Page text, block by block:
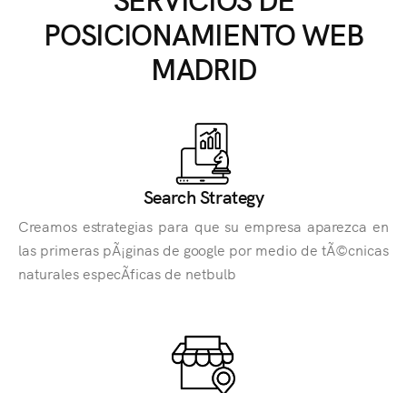
POSICIONAMIENTO WEB
MADRID
Search Strategy
Creamos estrategias para que su empresa aparezca en
las primeras pÃ¡ginas de google por medio de tÃ©cnicas
naturales especÃ­ficas de netbulb